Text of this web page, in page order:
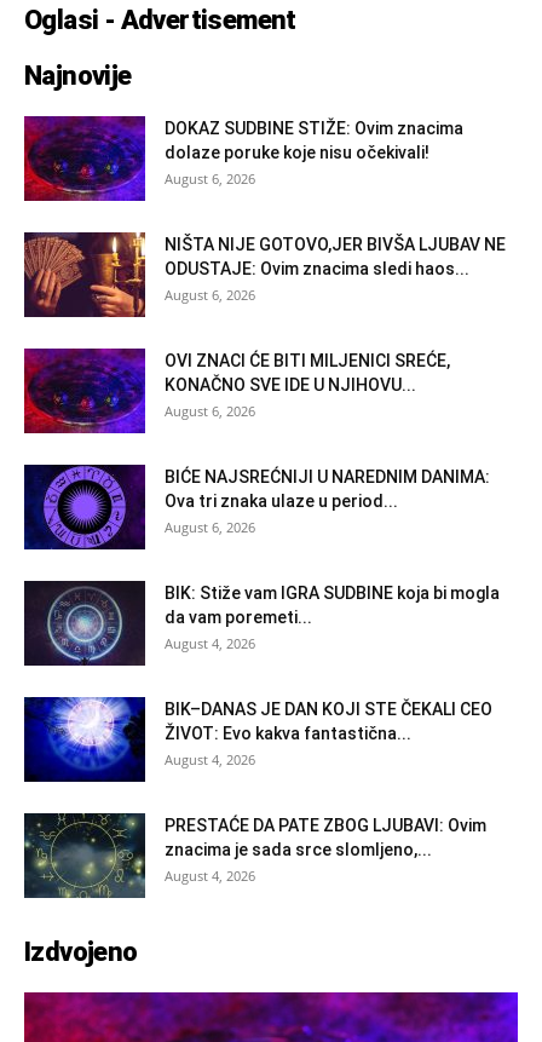
Oglasi - Advertisement
Najnovije
DOKAZ SUDBINE STIŽE: Ovim znacima
dolaze poruke koje nisu očekivali!
August 6, 2026
NIŠTA NIJE GOTOVO,JER BIVŠA LJUBAV NE
ODUSTAJE: Ovim znacima sledi haos...
August 6, 2026
OVI ZNACI ĆE BITI MILJENICI SREĆE,
KONAČNO SVE IDE U NJIHOVU...
August 6, 2026
BIĆE NAJSREĆNIJI U NAREDNIM DANIMA:
Ova tri znaka ulaze u period...
August 6, 2026
BIK: Stiže vam IGRA SUDBINE koja bi mogla
da vam poremeti...
August 4, 2026
BIK–DANAS JE DAN KOJI STE ČEKALI CEO
ŽIVOT: Evo kakva fantastična...
August 4, 2026
PRESTAĆE DA PATE ZBOG LJUBAVI: Ovim
znacima je sada srce slomljeno,...
August 4, 2026
Izdvojeno